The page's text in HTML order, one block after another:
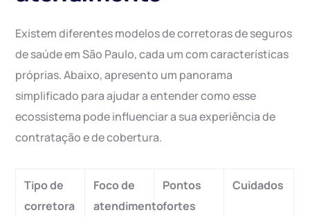
Existem diferentes modelos de corretoras de seguros
de saúde em São Paulo, cada um com características
próprias. Abaixo, apresento um panorama
simplificado para ajudar a entender como esse
ecossistema pode influenciar a sua experiência de
contratação e de cobertura.
Tipo de
corretora
Foco de
atendimento
Pontos
fortes
Cuidados